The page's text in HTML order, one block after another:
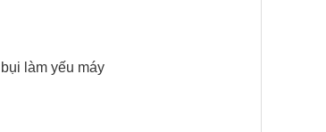
làm yếu máy